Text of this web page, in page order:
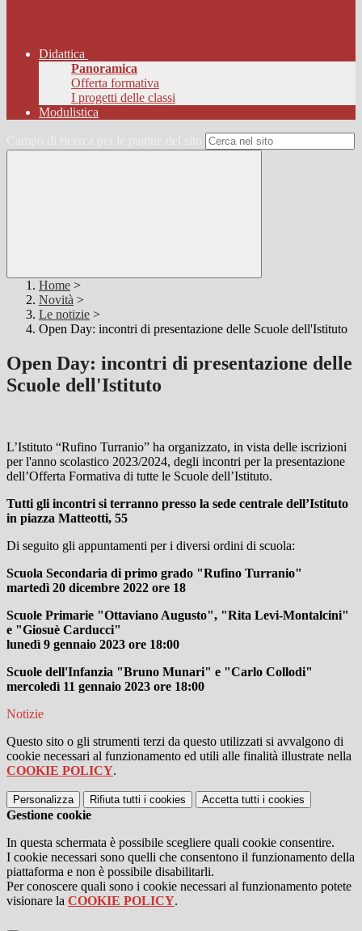
Didattica
Panoramica
Offerta formativa
I progetti delle classi
Modulistica
Home >
Novità >
Le notizie >
Open Day: incontri di presentazione delle Scuole dell'Istituto
Open Day: incontri di presentazione delle
Scuole dell'Istituto
L’Istituto “Rufino Turranio” ha organizzato, in vista delle iscrizioni
per l'anno scolastico 2023/2024, degli incontri per la presentazione
dell’Offerta Formativa di tutte le Scuole dell’Istituto.
Tutti gli incontri si terranno presso la sede centrale dell’Istituto
in piazza Matteotti, 55
Di seguito gli appuntamenti per i diversi ordini di scuola:
Scuola Secondaria di primo grado "Rufino Turranio"
martedì 20 dicembre 2022 ore 18
Scuole Primarie "Ottaviano Augusto", "Rita Levi-Montalcini"
e "Giosuè Carducci"
lunedì 9 gennaio 2023 ore 18:00
Scuole dell'Infanzia "Bruno Munari" e "Carlo Collodi"
mercoledì 11 gennaio 2023 ore 18:00
Notizie
Questo sito o gli strumenti terzi da questo utilizzati si avvalgono di
cookie necessari al funzionamento ed utili alle finalità illustrate nella
COOKIE POLICY.
Personalizza Rifiuta tutti i cookies Accetta tutti i cookies
Gestione cookie
In questa schermata è possibile scegliere quali cookie consentire.
I cookie necessari sono quelli che consentono il funzionamento della
piattaforma e non è possibile disabilitarli.
Per conoscere quali sono i cookie necessari al funzionamento potete
visionare la COOKIE POLICY.